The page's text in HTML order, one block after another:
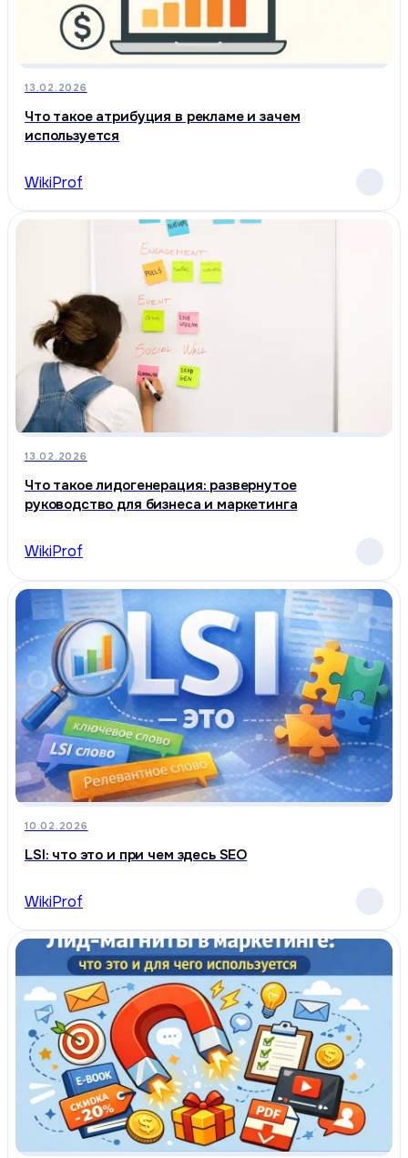
13.02.2026
Что такое атрибуция в рекламе и зачем
используется
WikiProf
13.02.2026
Что такое лидогенерация: развернутое
руководство для бизнеса и маркетинга
WikiProf
10.02.2026
LSI: что это и при чем здесь SEO
WikiProf